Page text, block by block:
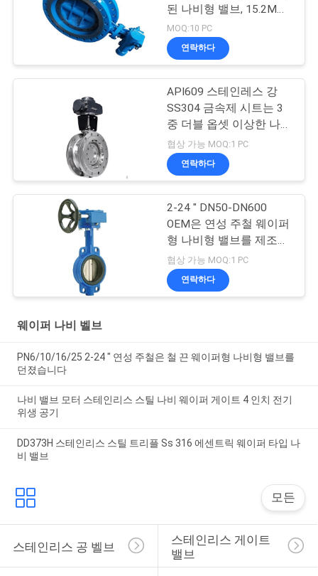
된 나비형 밸브, 15.2MPa
연성 주철 나비형 밸브
MOQ:10 PC
연락하다
API609 스테인레스 강
SS304 금속제 시트는 3
중 더블 옵셋 이상한 나비
형 밸브를 웨이퍼로 만듭
니다
협상 가능 MOQ:1 PC
연락하다
2-24 " DN50-DN600
OEM은 연성 주철 웨이퍼
형 나비형 밸브를 제조하
여 밸브로 조절됩니다
협상 가능 MOQ:1 PC
연락하다
웨이퍼 나비 벨브
PN6/10/16/25 2-24 " 연성 주철은 철 끈 웨이퍼형 나비형 밸브를
던졌습니다
나비 밸브 모터 스테인리스 스틸 나비 웨이퍼 게이트 4 인치 전기
위생 공기
DD373H 스테인리스 스틸 트리플 Ss 316 에센트릭 웨이퍼 타입 나
비 밸브
모든
스테인리스 공 벨브
스테인리스 게이트
밸브